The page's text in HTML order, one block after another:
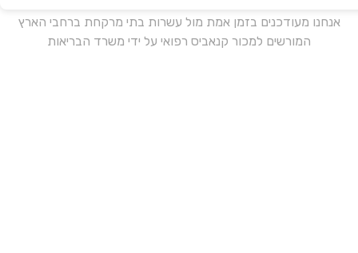
אנחנו מעודכנים בזמן אמת מול עשרות בתי מרקחת ברחבי הארץ
המורשים למכור קנאביס רפואי על ידי משרד הבריאות